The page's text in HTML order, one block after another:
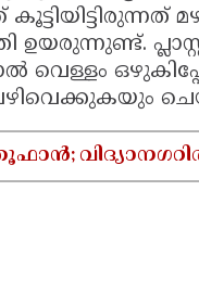
ഉയരുന്നുണ്ട്.
വെള്ളം